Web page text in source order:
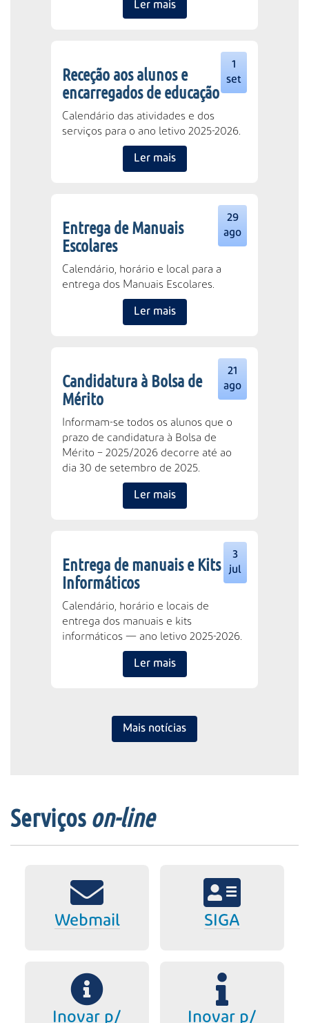
Ler mais
1
set
Receção aos alunos e
encarregados de educação
Calendário das atividades e dos
serviços para o ano letivo 2025-2026.
Ler mais
29
ago
Entrega de Manuais
Escolares
Calendário, horário e local para a
entrega dos Manuais Escolares.
Ler mais
21
ago
Candidatura à Bolsa de
Mérito
Informam-se todos os alunos que o
prazo de candidatura à Bolsa de
Mérito – 2025/2026 decorre até ao
dia 30 de setembro de 2025.
Ler mais
3
jul
Entrega de manuais e Kits
Informáticos
Calendário, horário e locais de
entrega dos manuais e kits
informáticos — ano letivo 2025-2026.
Ler mais
Mais notícias
Serviços on-line
Webmail SIGA
Inovar p/
Inovar p/